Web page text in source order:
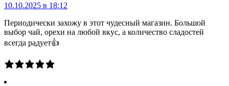
10.10.2025 в 18:12
Периодически захожу в этот чудесный магазин. Большой
выбор чай, орехи на любой вкус, а количество сладостей
всегда радует👍